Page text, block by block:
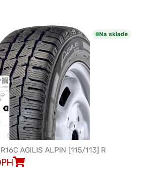
Na sklade
AGILIS ALPIN [115/113] R